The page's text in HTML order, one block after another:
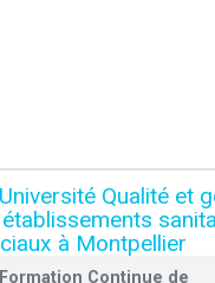
Qualité et
à Montpellier
Continue de